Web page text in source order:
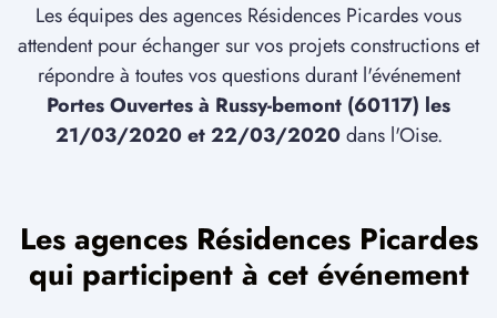
Les équipes des agences Résidences Picardes vous
attendent pour échanger sur vos projets constructions et
répondre à toutes vos questions durant l'événement
Portes Ouvertes à Russy-bemont (60117) les
21/03/2020 et 22/03/2020dans l'Oise.
Les agences Résidences Picardes
qui participent à cet événement